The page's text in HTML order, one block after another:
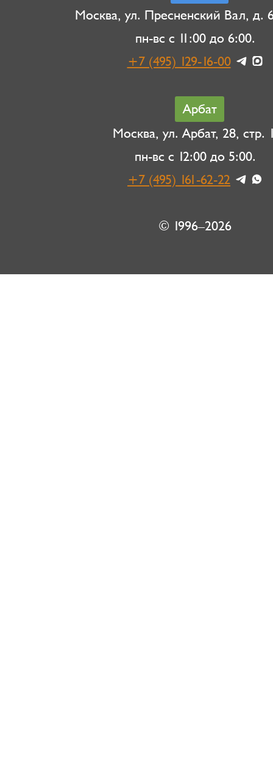
Москва, ул. Пресненский Вал, д.
пн-вс с 11:00 до 6:00.
+7 (495) 129-16-00
Арбат
Москва, ул. Арбат, 28, стр.
пн-вс с 12:00 до 5:00.
+7 (495) 161-62-22
© 1996–2026